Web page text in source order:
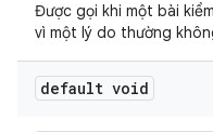
Được gọi khi một bài
vì một lý do thường
default void